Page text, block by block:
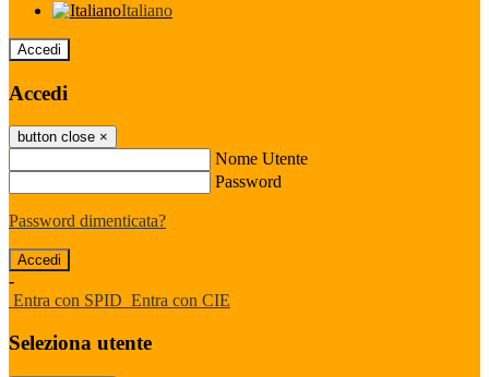
Italiano
Accedi
Accedi
button close ×
Nome Utente
Password
Password dimenticata?
-
Entra con SPID Entra con CIE
Seleziona utente